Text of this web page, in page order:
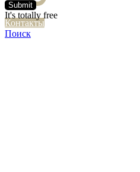
Контакты
Поиск
Submit
It's totally free